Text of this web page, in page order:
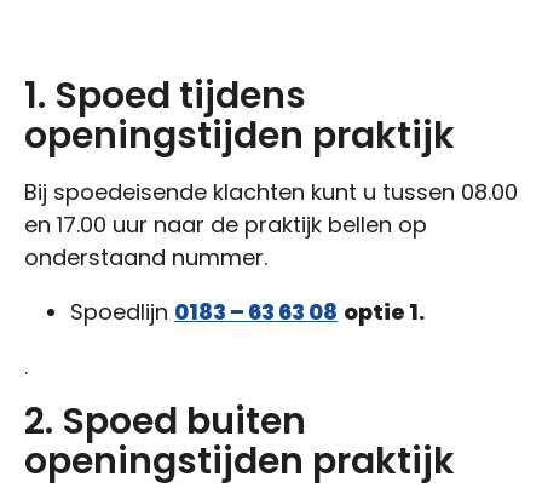
1. Spoed tijdens
openingstijden praktijk
Bij spoedeisende klachten kunt u tussen 08.00
en 17.00 uur naar de praktijk bellen op
onderstaand nummer.
Spoedlijn 0183 – 63 63 08 optie 1.
.
2. Spoed buiten
openingstijden praktijk